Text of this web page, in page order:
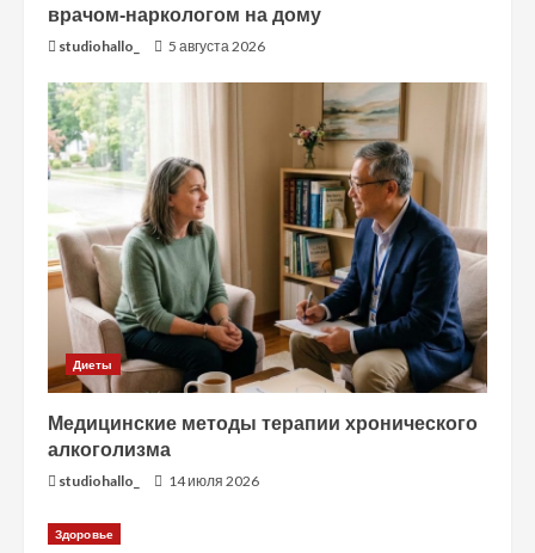
врачом-наркологом на дому
studiohallo_ 5 августа 2026
Диеты
Медицинские методы терапии хронического
алкоголизма
studiohallo_ 14 июля 2026
Здоровье